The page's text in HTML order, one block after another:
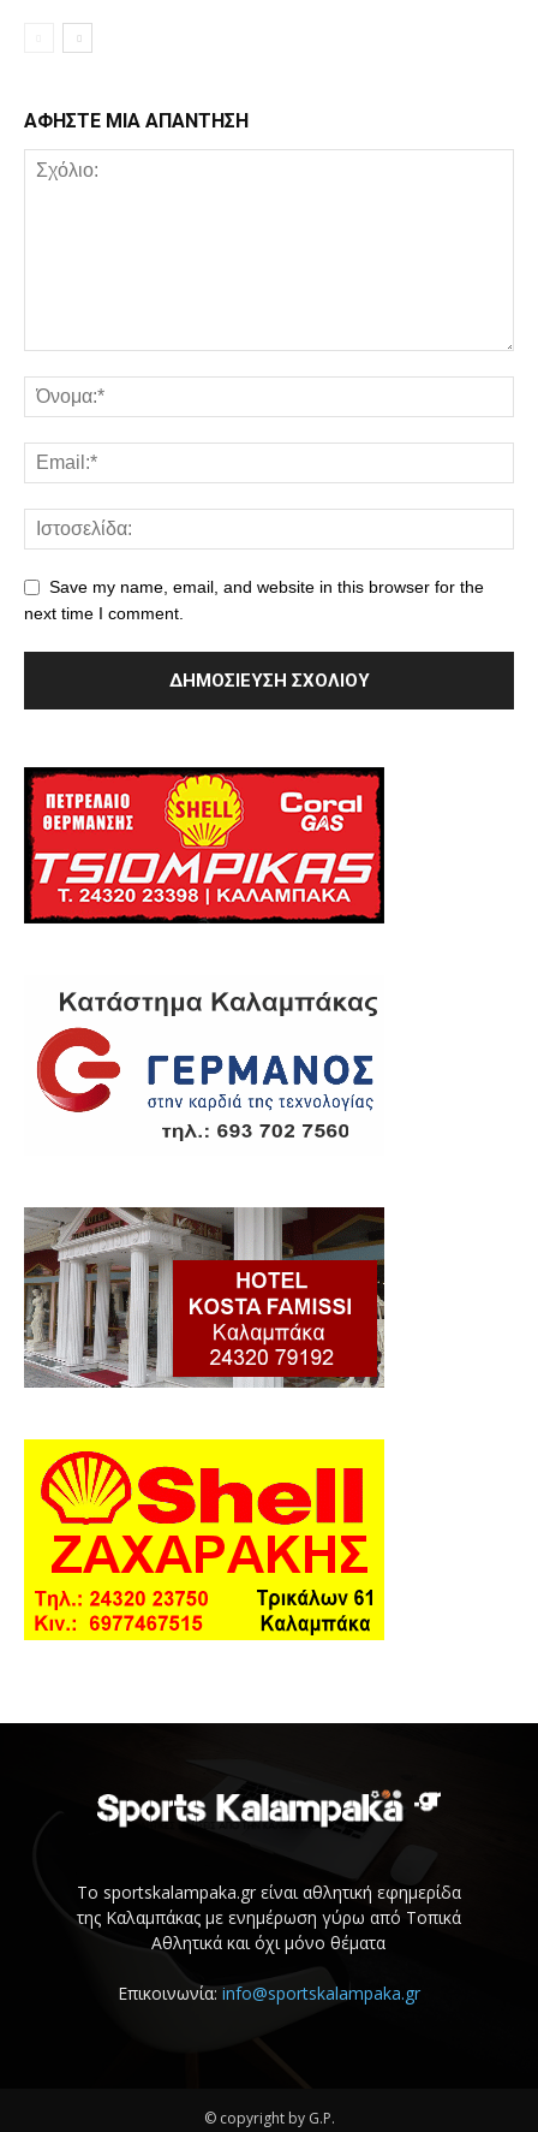
ΑΦΗΣΤΕ ΜΙΑ ΑΠΑΝΤΗΣΗ
Save my name, email, and website in this browser for the
next time I comment.
Το sportskalampaka.gr είναι αθλητική εφημερίδα
της Καλαμπάκας με ενημέρωση γύρω από Τοπικά
Αθλητικά και όχι μόνο θέματα
Επικοινωνία: info@sportskalampaka.gr
© copyright by G.P.